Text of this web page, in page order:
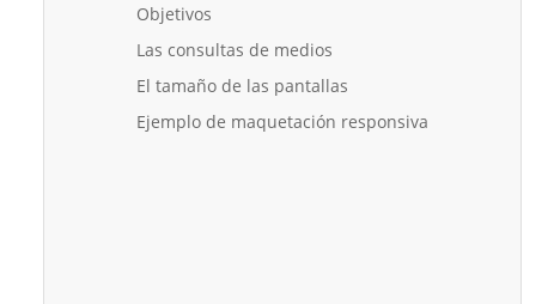
Objetivos
Las consultas de medios
El tamaño de las pantallas
Ejemplo de maquetación responsiva